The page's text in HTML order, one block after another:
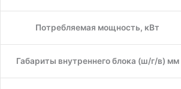
Потребляемая мощность, кВт
Габариты внутреннего блока (ш/г/в) мм